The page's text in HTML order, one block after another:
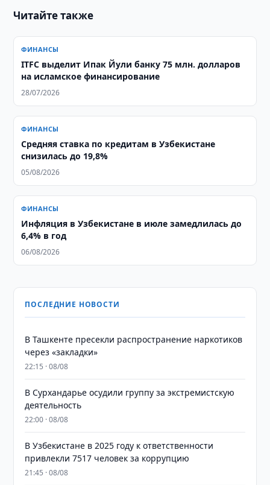
Читайте также
ФИНАНСЫ
ITFC выделит Ипак Йули банку 75 млн. долларов
на исламское финансирование
28/07/2026
ФИНАНСЫ
Средняя ставка по кредитам в Узбекистане
снизилась до 19,8%
05/08/2026
ФИНАНСЫ
Инфляция в Узбекистане в июле замедлилась до
6,4% в год
06/08/2026
ПОСЛЕДНИЕ НОВОСТИ
В Ташкенте пресекли распространение наркотиков
через «закладки»
22:15 · 08/08
В Сурхандарье осудили группу за экстремистскую
деятельность
22:00 · 08/08
В Узбекистане в 2025 году к ответственности
привлекли 7517 человек за коррупцию
21:45 · 08/08